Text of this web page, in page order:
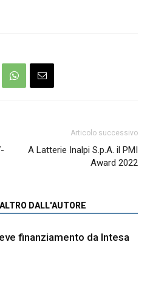
Articolo successivo
A Latterie Inalpi S.p.A. il PMI
Award 2022
ALTRO DALL'AUTORE
finanziamento da Intesa